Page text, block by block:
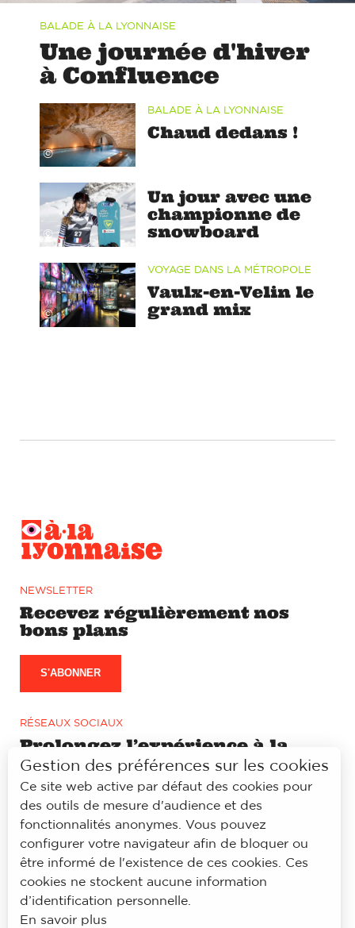
BALADE À LA LYONNAISE
Une journée d'hiver
à Confluence
©
BALADE À LA LYONNAISE
Chaud dedans !
©
Un jour avec une
championne de
snowboard
©
VOYAGE DANS LA MÉTROPOLE
Vaulx-en-Velin le
grand mix
NEWSLETTER
Recevez régulièrement nos
bons plans
S'ABONNER
RÉSEAUX SOCIAUX
Prolongez l’expérience à la
lyonnaise sur notre page
Facebook et Instagram
© À la lyonnaise
Mentions légales
Accessibilité
Politique de confidentialité
Gestion des préférences sur les cookies
Ce site web active par défaut des cookies pour
des outils de mesure d'audience et des
fonctionnalités anonymes. Vous pouvez
configurer votre navigateur afin de bloquer ou
être informé de l'existence de ces cookies. Ces
cookies ne stockent aucune information
d’identification personnelle.
En savoir plus